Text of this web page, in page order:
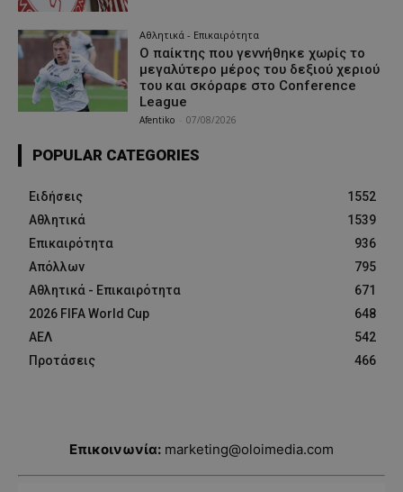
Αθλητικά - Επικαιρότητα
Ο παίκτης που γεννήθηκε χωρίς το
μεγαλύτερο μέρος του δεξιού χεριού
του και σκόραρε στο Conference
League
Afentiko 07/08/2026
POPULAR CATEGORIES
Ειδήσεις
1552
Αθλητικά
1539
Επικαιρότητα
936
Απόλλων
795
Αθλητικά - Επικαιρότητα
671
2026 FIFA World Cup
648
ΑΕΛ
542
Προτάσεις
466
Επικοινωνία: marketing@oloimedia.com